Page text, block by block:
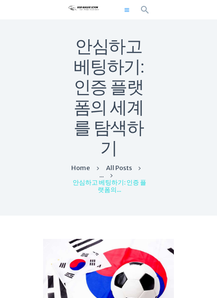
안심하고
베팅하기:
인증 플랫
폼의 세계
를 탐색하
기
Home
All Posts
...
안심하고 베팅하기: 인증 플
랫폼의...
Bob Massie Scion
Car Details Informer
Home
Business and Finance
Gifts and Care
Games and Gambling
Health and Beauty
Home and Garden
Contact